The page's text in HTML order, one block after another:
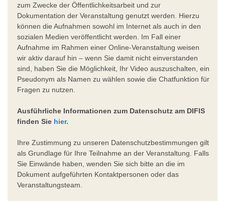
zum Zwecke der Öffentlichkeitsarbeit und zur
Dokumentation der Veranstaltung genutzt werden. Hierzu
können die Aufnahmen sowohl im Internet als auch in den
sozialen Medien veröffentlicht werden. Im Fall einer
Aufnahme im Rahmen einer Online-Veranstaltung weisen
wir aktiv darauf hin – wenn Sie damit nicht einverstanden
sind, haben Sie die Möglichkeit, Ihr Video auszuschalten, ein
Pseudonym als Namen zu wählen sowie die Chatfunktion für
Fragen zu nutzen.
Ausführliche Informationen zum Datenschutz am DIFIS
finden Sie hier.
Ihre Zustimmung zu unseren Datenschutzbestimmungen gilt
als Grundlage für Ihre Teilnahme an der Veranstaltung. Falls
Sie Einwände haben, wenden Sie sich bitte an die im
Dokument aufgeführten Kontaktpersonen oder das
Veranstaltungsteam.